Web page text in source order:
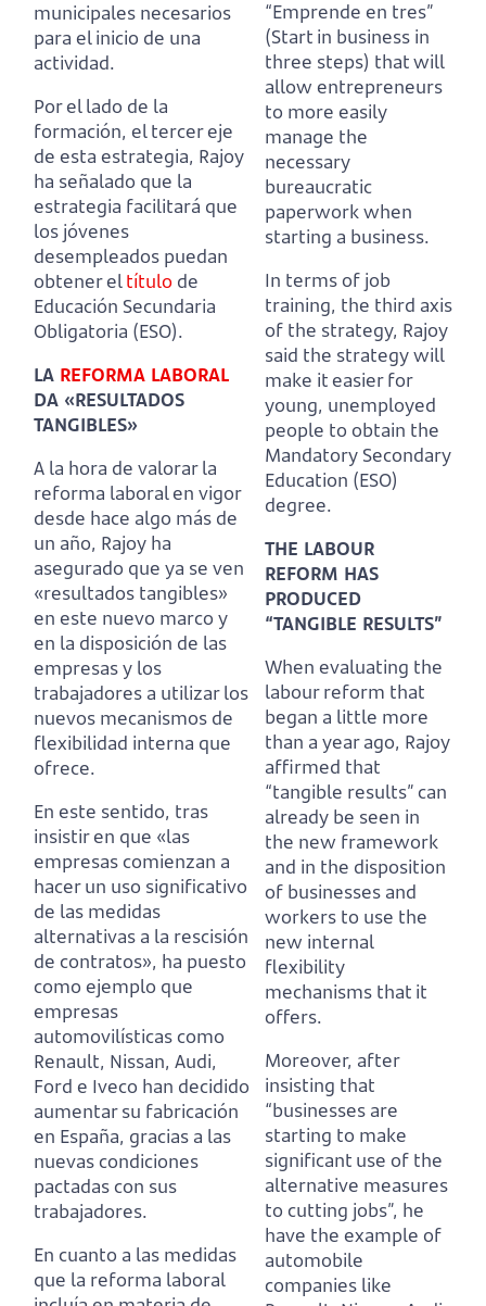
municipales necesarios
para el inicio de una
actividad.
Por el lado de la
formación, el tercer eje
de esta estrategia, Rajoy
ha señalado que la
estrategia facilitará que
los jóvenes
desempleados puedan
obtener eltítulo de
Educación Secundaria
Obligatoria (ESO).
LA REFORMA LABORAL
DA «RESULTADOS
TANGIBLES»
A la hora de valorar la
reforma laboral en vigor
desde hace algo más de
un año, Rajoy ha
asegurado que ya se ven
«resultados tangibles»
en este nuevo marco y
en la disposición de las
empresas y los
trabajadores a utilizar los
nuevos mecanismos de
flexibilidad interna que
ofrece.
En este sentido, tras
insistir en que «las
empresas comienzan a
hacer un uso significativo
de las medidas
alternativas a la rescisión
de contratos», ha puesto
como ejemplo que
empresas
automovilísticas como
Renault, Nissan, Audi,
Ford e Iveco han decidido
aumentar su fabricación
en España, gracias a las
nuevas condiciones
pactadas con sus
trabajadores.
En cuanto a las medidas
que la reforma laboral
“Emprende en tres”
(Start in business in
three steps) that will
allow entrepreneurs
to more easily
manage the
necessary
bureaucratic
paperwork when
starting a business.
In terms of job
training, the third axis
of the strategy, Rajoy
said the strategy will
make it easier for
young, unemployed
people to obtain the
Mandatory Secondary
Education (ESO)
degree.
THE LABOUR
REFORM HAS
PRODUCED
“TANGIBLE RESULTS”
When evaluating the
labour reform that
began a little more
than a year ago, Rajoy
affirmed that
“tangible results” can
already be seen in
the new framework
and in the disposition
of businesses and
workers to use the
new internal
flexibility
mechanisms that it
offers.
Moreover, after
insisting that
“businesses are
starting to make
significant use of the
alternative measures
to cutting jobs”, he
have the example of
automobile
companies like